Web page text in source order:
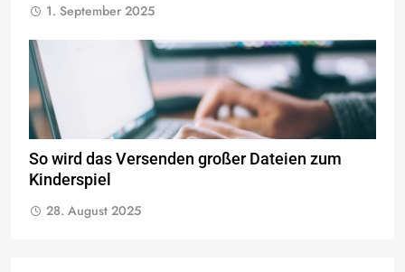
1. September 2025
So wird das Versenden großer Dateien zum
Kinderspiel
28. August 2025